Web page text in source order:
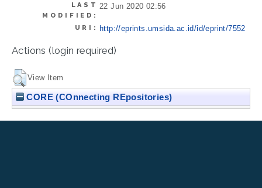
LAST
MODIFIED:
22 Jun 2020 02:56
URI: http://eprints.umsida.ac.id/id/eprint/7552
Actions (login required)
View Item
CORE (COnnecting REpositories)